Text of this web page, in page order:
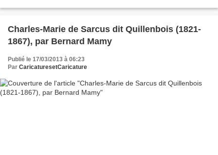
Charles-Marie de Sarcus dit Quillenbois (1821-
1867), par Bernard Mamy
Publié le 17/03/2013 à 06:23
Par CaricaturesetCaricature